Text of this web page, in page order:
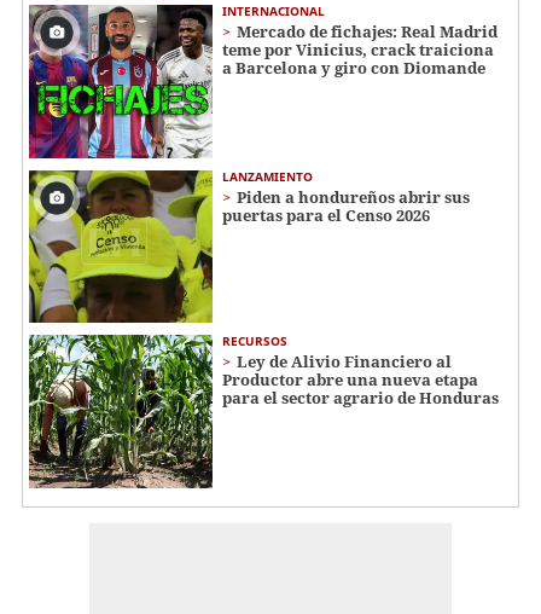
INTERNACIONAL
Mercado de fichajes: Real Madrid
teme por Vinicius, crack traiciona
a Barcelona y giro con Diomande
LANZAMIENTO
Piden a hondureños abrir sus
puertas para el Censo 2026
RECURSOS
Ley de Alivio Financiero al
Productor abre una nueva etapa
para el sector agrario de Honduras